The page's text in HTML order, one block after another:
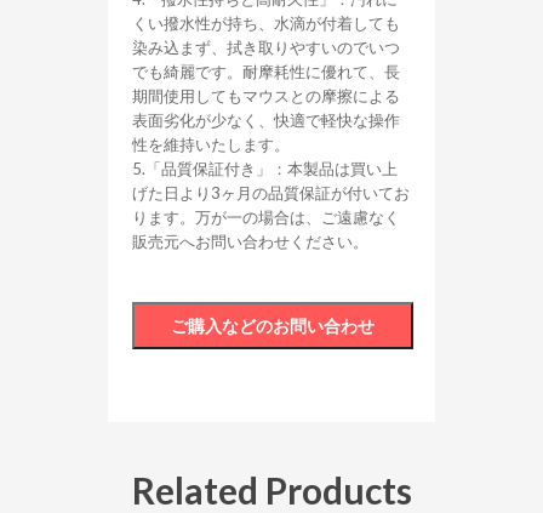
くい撥水性が持ち、水滴が付着しても
染み込まず、拭き取りやすいのでいつ
でも綺麗です。耐摩耗性に優れて、長
期間使用してもマウスとの摩擦による
表面劣化が少なく、快適で軽快な操作
性を維持いたします。
5.「品質保証付き」：本製品は買い上
げた日より3ヶ月の品質保証が付いてお
ります。万が一の場合は、ご遠慮なく
販売元へお問い合わせください。
Related Products